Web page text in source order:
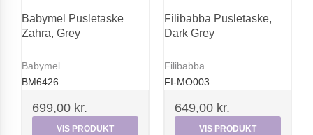
Babymel Pusletaske
Zahra, Grey
Babymel
BM6426
699,00 kr.
VIS PRODUKT
Filibabba Pusletaske,
Dark Grey
Filibabba
FI-MO003
649,00 kr.
VIS PRODUKT